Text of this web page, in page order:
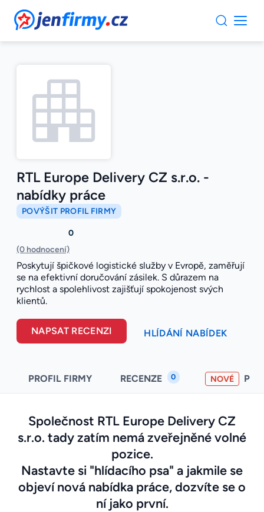
JenFirmy.cz
RTL Europe Delivery CZ s.r.o. -
nabídky práce
POVÝŠIT PROFIL FIRMY
0
(0 hodnocení)
Poskytují špičkové logistické služby v Evropě, zaměřují
se na efektivní doručování zásilek. S důrazem na
rychlost a spolehlivost zajišťují spokojenost svých
klientů.
NAPSAT RECENZI HLÍDÁNÍ NABÍDEK
PROFIL FIRMY RECENZE 0 NOVÉ
Společnost RTL Europe Delivery CZ
s.r.o. tady zatím nemá zveřejněné volné
pozice.
Nastavte si "hlídacího psa" a jakmile se
objeví nová nabídka práce, dozvíte se o
ní jako první.